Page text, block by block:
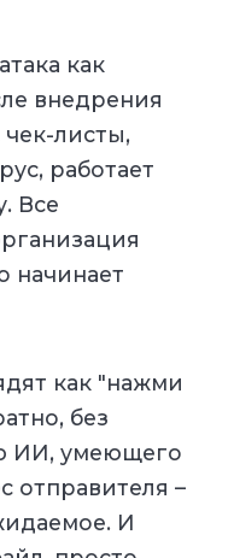
как
внедрения
листы,
работает
Все
начинает
как "нажми
без
ИИ, умеющего
отправителя –
И